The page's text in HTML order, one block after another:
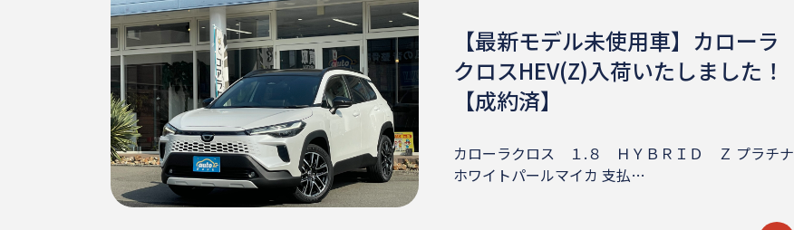
【最新モデル未使用車】カローラ
クロスHEV(Z)入荷いたしました！
【成約済】
カローラクロス １.８ ＨＹＢＲＩＤ Ｚ プラチナ
ホワイトパールマイカ 支払…